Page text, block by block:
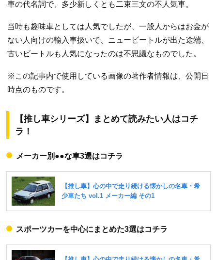
車の代名詞で、多少新しくとも二束三文の不人気車。
当時も趣味車としては人気でしたが、一般人からはお金が
ない人向けの輸入車扱いで、ニュービートルが出た途端、
古いビートルも人気になったのは不思議なものでした。
※この記事内で使用している画像の著作者情報は、公開日
時点のものです。
【推し車シリーズ】まとめて読みたい人はコチ
ラ！
メーカー別●●な車3選はコチラ
スポーツカーを中心にまとめた3選はコチラ